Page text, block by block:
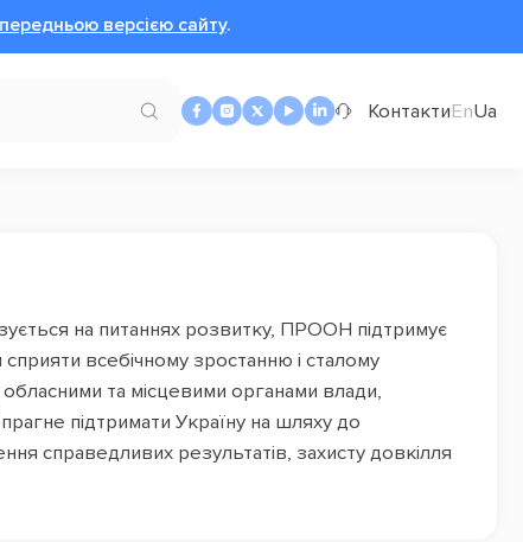
версією сайту.
КонтактиEnUa
на питаннях розвитку, ПРООН підтримує
сприяти всебічному зростанню і сталому
та місцевими органами влади,
підтримати Україну на шляху до
справедливих результатів, захисту довкілля